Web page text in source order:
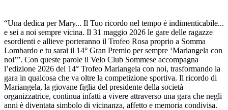
“Una dedica per Mary... Il Tuo ricordo nel tempo è indimenticabile...
e sei a noi sempre vicina. Il 31 maggio 2026 le gare delle ragazze
esordienti e allieve porteranno il Trofeo Rosa proprio a Somma
Lombardo e tu sarai il 14° Gran Premio per sempre ‘Mariangela con
noi’”. Con queste parole il Velo Club Sommese accompagna
l’edizione 2026 del 14° Trofeo Mariangela con noi, trasformando la
gara in qualcosa che va oltre la competizione sportiva. Il ricordo di
Mariangela, la giovane figlia del presidente della società
organizzatrice, continua infatti a vivere attraverso una gara che negli
anni è diventata simbolo di vicinanza, affetto e memoria condivisa.